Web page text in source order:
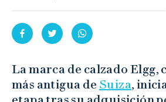
La marca de calzado Elgg,
más antigua de Suiza,